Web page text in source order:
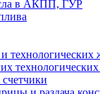
в АКПП, ГУР
технологических